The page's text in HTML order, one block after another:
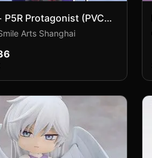
P5R Protagonist (PVC
Arts Shanghai